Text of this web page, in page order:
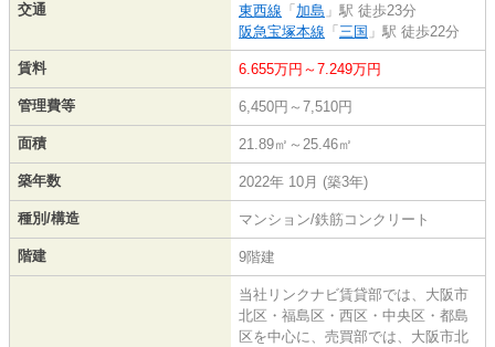
交通
東西線 「 加島 」駅 徒歩23分
阪急宝塚本線 「 三国 」駅 徒歩22分
賃料 6.655万円～7.249万円
管理費等 6,450円～7,510円
面積 21.89㎡～25.46㎡
築年数 2022年 10月 (築3年)
種別/構造 マンション/鉄筋コンクリート
階建 9階建
当社リンクナビ賃貸部では、大阪市
北区・福島区・西区・中央区・都島
区を中心に、売買部では、大阪市北